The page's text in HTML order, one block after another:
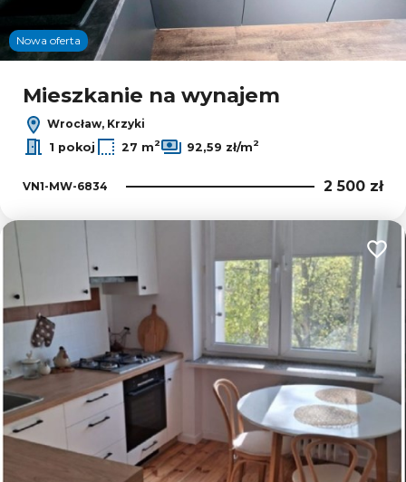
Nowa oferta
Mieszkanie na wynajem
Wrocław, Krzyki
1 pokoj
27 m2 92,59 zł/m2
VN1-MW-6834 2 500 zł